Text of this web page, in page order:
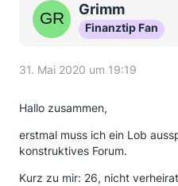
Grimm
Finanztip Fan
31. Mai 2020 um 19:19
Hallo zusammen,
erstmal muss ich ein Lob
konstruktives Forum.
Kurz zu mir: 26, nicht